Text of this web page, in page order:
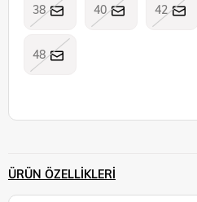
38 40 42
48
ÜRÜN ÖZELLIKLERI